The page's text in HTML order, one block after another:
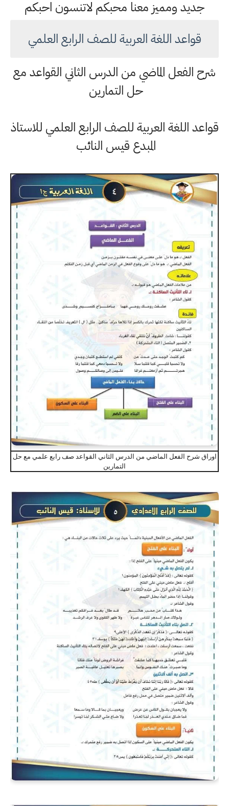
جديد ومميز معنا محبكم لاتنسون احبكم
قواعد اللغة العربية للصف الرابع العلمي
شرح الفعل الماضي من الدرس الثاني القواعد مع
حل التمارين
قواعد اللغة العربية للصف الرابع العلمي للاستاذ
المبدع قيس النائب
اوراق شرح الفعل الماضي من الدرس الثاني القواعد صف رابع علمي مع حل
التمارين